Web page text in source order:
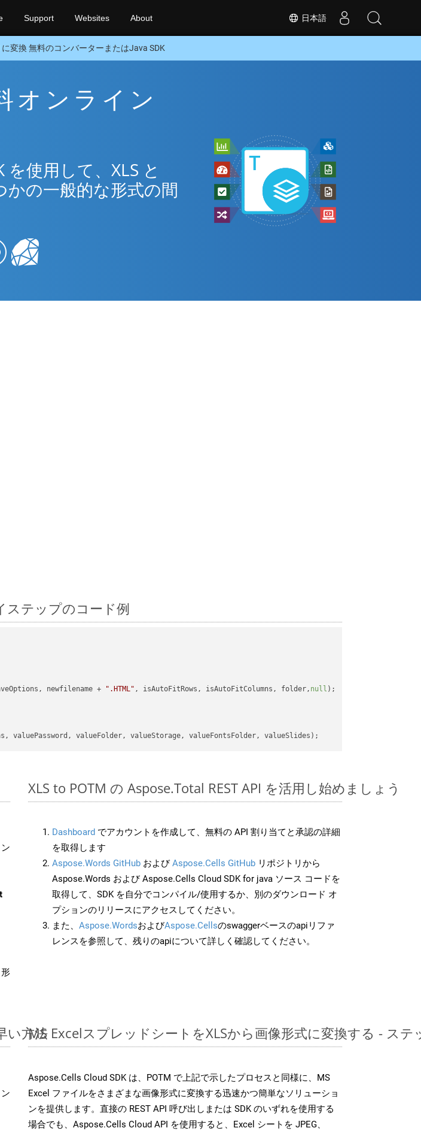
日本語
Support Websites About
に変換 無料のコンバーターまたはJava SDK
オンライン
使用して、XLS と
かの一般的な形式の間
ステップのコード例
newfilename +
".HTML" , isAutoFitRows, isAutoFitColumns, folder, null );
形
XLS to POTM の Aspose.Total REST API を活用し始めましょう
Dashboard でアカウントを作成して、無料の API 割り当てと承認の詳細
を取得します
Aspose.Words GitHub およびAspose.Cells GitHub リポジトリから
Aspose.Words および Aspose.Cells Cloud SDK for java ソース コードを
取得して、SDK を自分でコンパイル/使用するか、別のダウンロード オ
プションのリリースにアクセスしてください。
また、 Aspose.WordsおよびAspose.Cellsのswaggerベースのapiリファ
レンスを参照して、残りのapiについて詳しく確認してください。
い方法MS ExcelスプレッドシートをXLSから画像形式に変換する - ス
Aspose.Cells Cloud SDK は、POTM で上記で示したプロセスと同様に、MS
Excel ファイルをさまざまな画像形式に変換する迅速かつ簡単なソリューショ
ンを提供します。直接の REST API 呼び出しまたは SDK のいずれを使用する
場合でも、Aspose.Cells Cloud API を使用すると、Excel シートを JPEG、